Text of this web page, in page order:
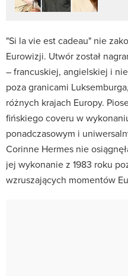
"Si la vie est cadeau" nie
Eurowizji. Utwór został
– francuskiej, angielskiej i
poza granicami
różnych krajach Europy.
fińskiego coveru w
ponadczasowym i
Corinne Hermes nie
jej wykonanie z 1983 roku
wzruszających momentów